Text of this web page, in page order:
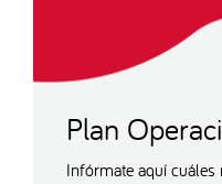
Plan
Infórmate aquí